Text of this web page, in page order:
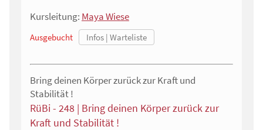
Kursleitung: Maya Wiese
Ausgebucht
Bring deinen Körper zurück zur Kraft und
Stabilität !
RüBi - 248 | Bring deinen Körper zurück zur
Kraft und Stabilität !